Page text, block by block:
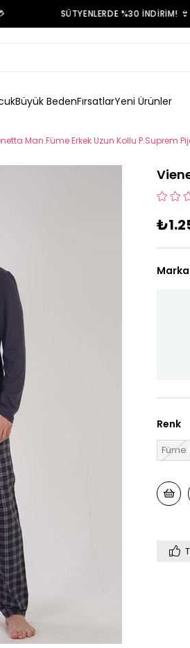
SÜTYENLERDE %30 İNDİRİM! 👙
Büyük BedenFırsatlarYeni Ürünler
Man Füme Erkek Uzun Kollu P.Suprem
Marka
Renk
Füme